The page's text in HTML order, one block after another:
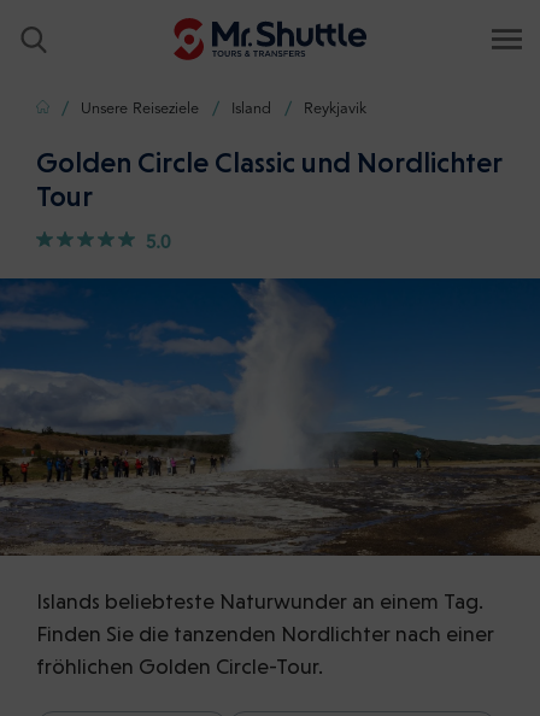
ZuhauseUnsere Reiseziele Island Reykjavik
Golden Circle Classic und Nordlichter
Tour
5.0
Islands beliebteste Naturwunder an einem Tag.
Finden Sie die tanzenden Nordlichter nach einer
fröhlichen Golden Circle-Tour.